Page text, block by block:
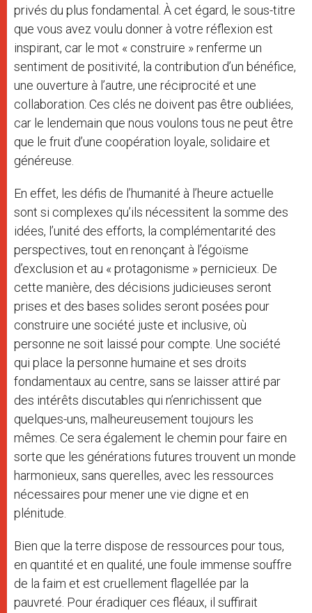
privés du plus fondamental. À cet égard, le sous-titre
que vous avez voulu donner à votre réflexion est
inspirant, car le mot « construire » renferme un
sentiment de positivité, la contribution d’un bénéfice,
une ouverture à l’autre, une réciprocité et une
collaboration. Ces clés ne doivent pas être oubliées,
car le lendemain que nous voulons tous ne peut être
que le fruit d’une coopération loyale, solidaire et
généreuse.
En effet, les défis de l’humanité à l’heure actuelle
sont si complexes qu’ils nécessitent la somme des
idées, l’unité des efforts, la complémentarité des
perspectives, tout en renonçant à l’égoïsme
d’exclusion et au « protagonisme » pernicieux. De
cette manière, des décisions judicieuses seront
prises et des bases solides seront posées pour
construire une société juste et inclusive, où
personne ne soit laissé pour compte. Une société
qui place la personne humaine et ses droits
fondamentaux au centre, sans se laisser attiré par
des intérêts discutables qui n’enrichissent que
quelques-uns, malheureusement toujours les
mêmes. Ce sera également le chemin pour faire en
sorte que les générations futures trouvent un monde
harmonieux, sans querelles, avec les ressources
nécessaires pour mener une vie digne et en
plénitude.
Bien que la terre dispose de ressources pour tous,
en quantité et en qualité, une foule immense souffre
de la faim et est cruellement flagellée par la
pauvreté. Pour éradiquer ces fléaux, il suffirait